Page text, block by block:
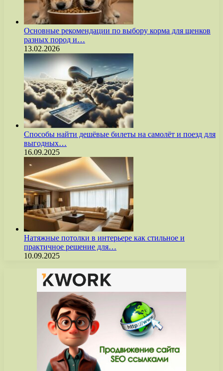
Основные рекомендации по выбору корма для щенков
разных пород и…
13.02.2026
Способы найти дешёвые билеты на самолёт и поезд для
выгодных…
16.09.2025
Натяжные потолки в интерьере как стильное и
практичное решение для…
10.09.2025